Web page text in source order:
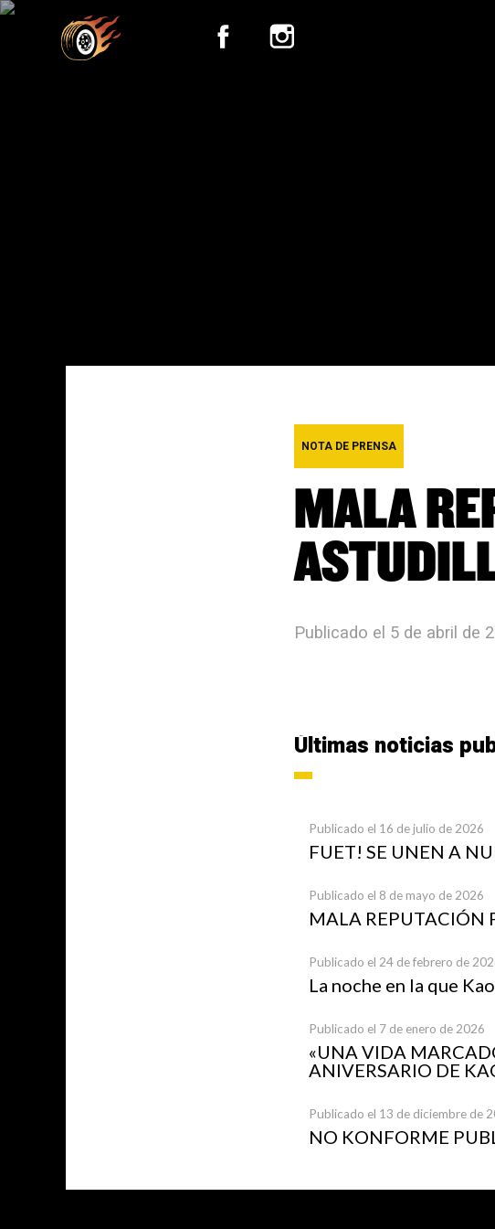
NOTA DE PRENSA
MALA
Publicado el 5 de abril de
Últimas noticias
Publicado el 16 de julio de 2026
FUET! SE UNEN A
Publicado el 8 de mayo de 2026
MALA REPUTACIÓN
Publicado el 24 de febrero de
La noche en la que
Publicado el 7 de enero de 2026
«UNA VIDA
ANIVERSARIO DE
Publicado el 13 de diciembre de
NO KONFORME